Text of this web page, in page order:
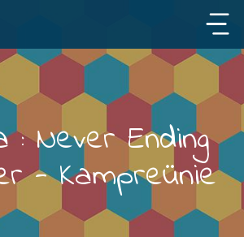
Never Ending
- Kampreünie